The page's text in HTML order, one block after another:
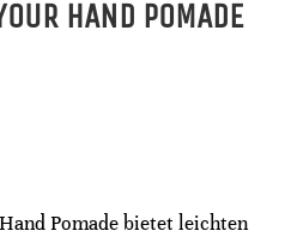
HAND POMADE
Pomade bietet leichten